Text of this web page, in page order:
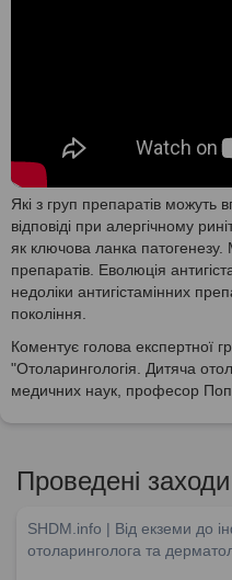
Які з груп препаратів
відповіді при алергічному
як ключова ланка патогенезу.
препаратів. Еволюція
недоліки антигістамінних
покоління.
Коментує голова експертної
"Отоларингологія. Дитяча
медичних наук, професор
Проведені заходи
SHDM.info | Від екземи до
отоларинголога та